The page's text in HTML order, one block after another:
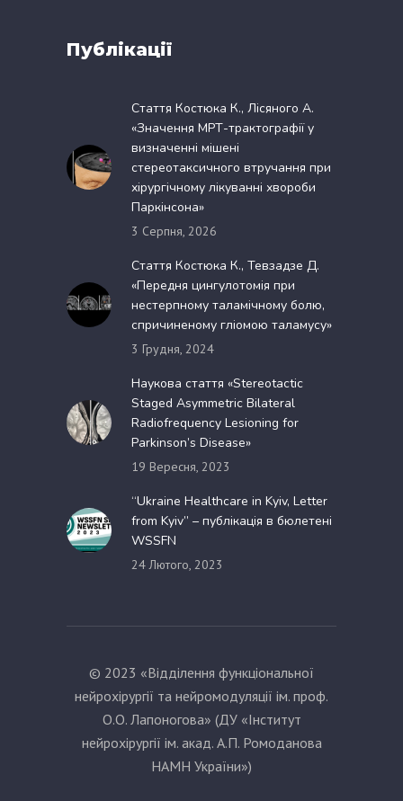
Публікації
Стаття Костюка К., Лісяного А.
«Значення МРТ-трактографії у
визначенні мішені
стереотаксичного втручання при
хірургічному лікуванні хвороби
Паркінсона»
3 Серпня, 2026
Стаття Костюка К., Тевзадзе Д.
«Передня цингулотомія при
нестерпному таламічному болю,
спричиненому гліомою таламусу»
3 Грудня, 2024
Наукова стаття «Stereotactic
Staged Asymmetric Bilateral
Radiofrequency Lesioning for
Parkinson’s Disease»
19 Вересня, 2023
“Ukraine Healthcare in Kyiv, Letter
from Kyiv” – публікація в бюлетені
WSSFN
24 Лютого, 2023
© 2023 «Відділення функціональної
нейрохірургії та нейромодуляції ім. проф.
О.О. Лапоногова» (ДУ «Інститут
нейрохірургії ім. акад. А.П. Ромоданова
НАМН України»)